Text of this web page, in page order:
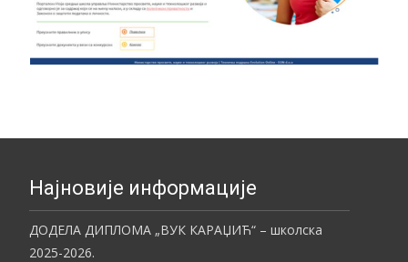
Најновије информације
ДОДЕЛА ДИПЛОМА „ВУК КАРАЏИЋ“ – школска
2025-2026.